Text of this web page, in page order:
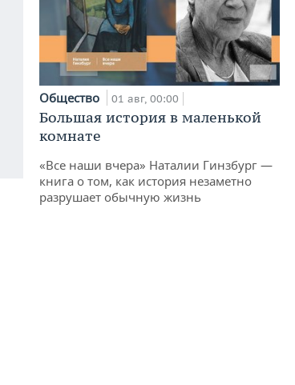
Общество 01 авг, 00:00
Большая история в маленькой
комнате
«Все наши вчера» Наталии Гинзбург —
книга о том, как история незаметно
разрушает обычную жизнь